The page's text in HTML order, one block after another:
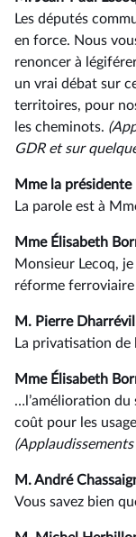
Les députés
en force. Nous
renoncer à
un vrai débat sur
territoires, pour
les cheminots.
GDR et sur
Mme la présidente
La parole est à
Mme Élisabeth
Monsieur Lecoq,
réforme
M. Pierre
La privatisation de
Mme Élisabeth
…l’amélioration
coût pour les
M. André
Vous savez bien